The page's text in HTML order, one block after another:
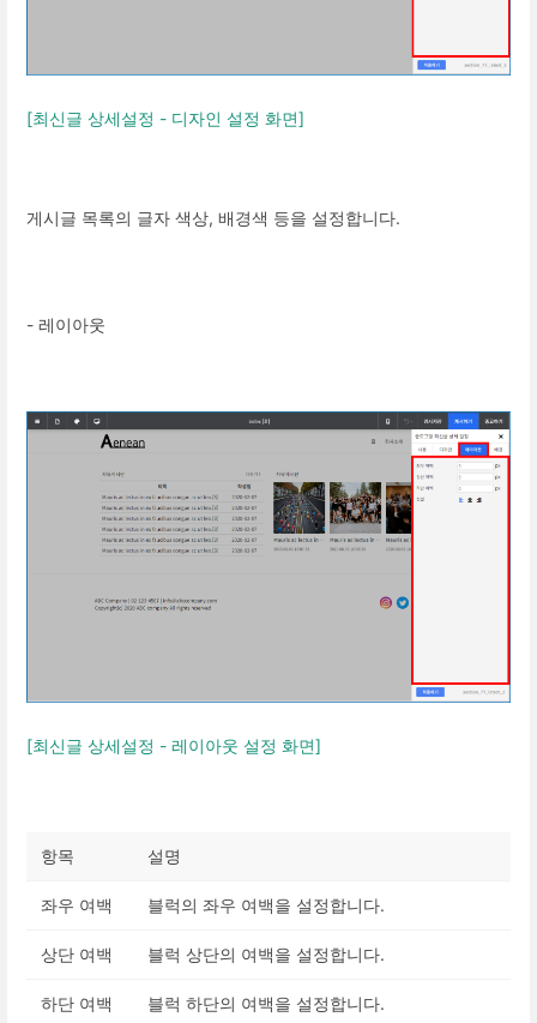
[최신글 상세설정 - 디자인 설정 화면]
게시글 목록의 글자 색상, 배경색 등을 설정합니다.
- 레이아웃
[최신글 상세설정 - 레이아웃 설정 화면]
항목 설명
좌우 여백 블럭의 좌우 여백을 설정합니다.
상단 여백 블럭 상단의 여백을 설정합니다.
하단 여백 블럭 하단의 여백을 설정합니다.